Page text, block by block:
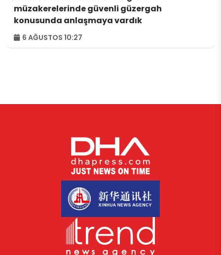
müzakerelerinde güvenli güzergah
konusunda anlaşmaya vardık
6 AĞUSTOS 10:27